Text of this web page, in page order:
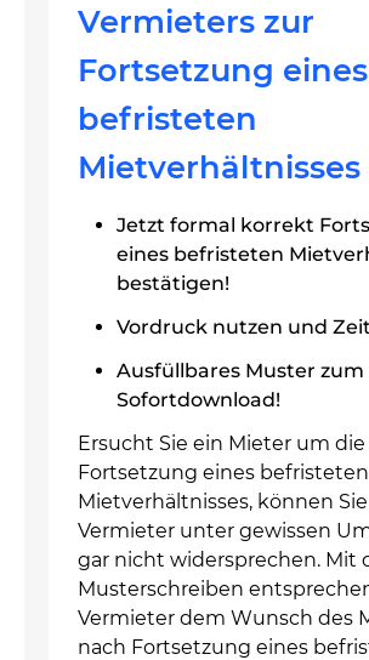
Vermieters zur
Fortsetzung eines
befristeten
Mietverhältnisses
Jetzt formal korrekt
eines befristeten
bestätigen!
Vordruck nutzen und
Ausfüllbares Muster zum
Sofortdownload!
Ersucht Sie ein Mieter um die
Fortsetzung eines befristeten
Mietverhältnisses, können Sie
Vermieter unter gewissen
gar nicht widersprechen. Mit
Musterschreiben
Vermieter dem Wunsch des
nach Fortsetzung eines